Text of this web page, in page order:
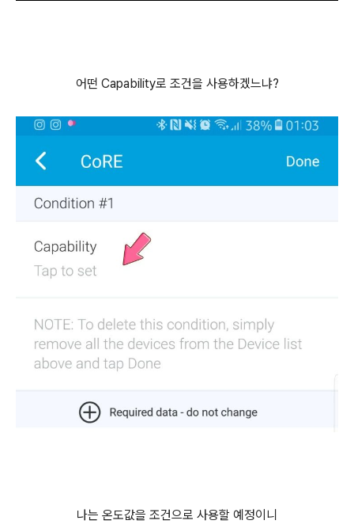
어떤 Capability로 조건을 사용하겠느냐?
나는 온도값을 조건으로 사용할 예정이니